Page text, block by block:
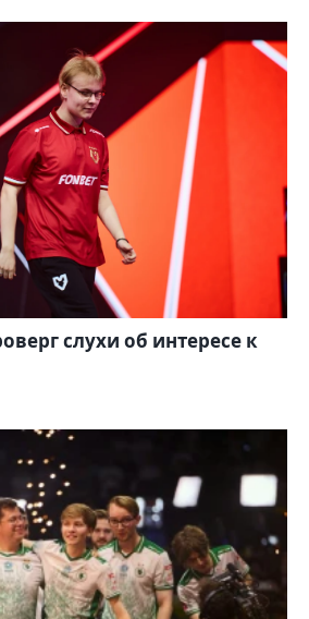
слухи об интересе к